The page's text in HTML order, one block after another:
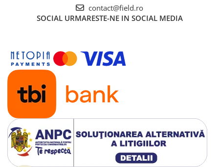
contact@field.ro
SOCIAL URMARESTE-NE IN SOCIAL MEDIA